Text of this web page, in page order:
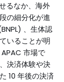
るなか、海外
の細分化が進
、生体認
いることが明
市場で
決済体験や決
10 年後の決済